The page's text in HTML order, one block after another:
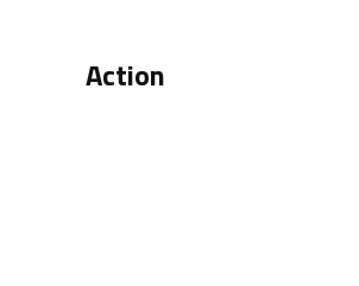
Action